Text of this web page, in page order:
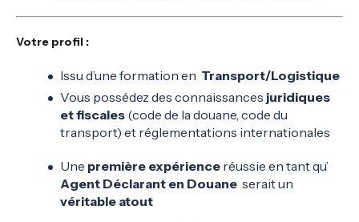
Votre profil :
Issu d’une formation en Transport/Logistique
Vous possédez des connaissances juridiques
et fiscales (code de la douane, code du
transport) et réglementations internationales
Une première expérience réussie en tant qu’
Agent Déclarant en Douane serait un
véritable atout